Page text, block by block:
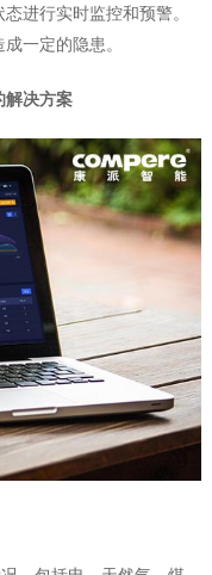
进行实时监控和预警。
一定的隐患。
解决方案